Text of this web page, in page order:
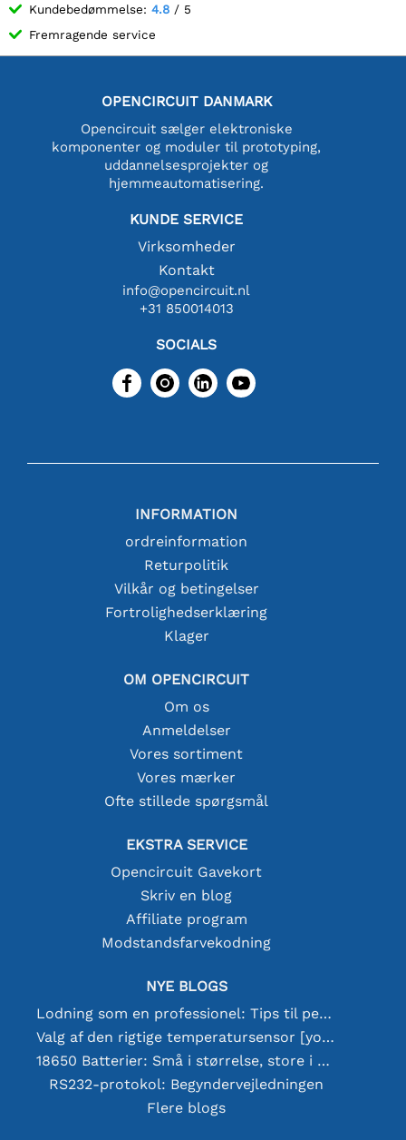
Kundebedømmelse: 4.8 / 5
Fremragende service
OPENCIRCUIT DANMARK
Opencircuit sælger elektroniske
komponenter og moduler til prototyping,
uddannelsesprojekter og
hjemmeautomatisering.
KUNDE SERVICE
Virksomheder
Kontakt
info@opencircuit.nl
+31 850014013
SOCIALS
INFORMATION
ordreinformation
Returpolitik
Vilkår og betingelser
Fortrolighedserklæring
Klager
OM OPENCIRCUIT
Om os
Anmeldelser
Vores sortiment
Vores mærker
Ofte stillede spørgsmål
EKSTRA SERVICE
Opencircuit Gavekort
Skriv en blog
Affiliate program
Modstandsfarvekodning
NYE BLOGS
Lodning som en professionel: Tips til perfekte elektroniske forbindelser
Valg af den rigtige temperatursensor [youtube]
18650 Batterier: Små i størrelse, store i ydeevne
RS232-protokol: Begyndervejledningen
Flere blogs